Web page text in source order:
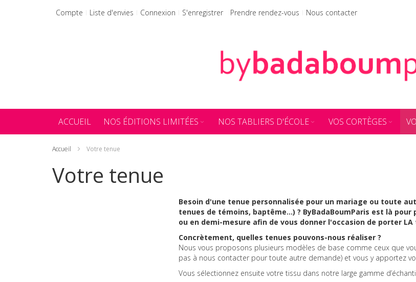
Allez
Compte Liste d'envies Connexion S'enregistrer Prendre rendez-vous Nous contacter
ACCUEIL NOS ÉDITIONS LIMITÉES NOS TABLIERS D'ÉCOLE VOS CORTÈGES
Accueil Votre tenue
Votre tenue
Besoin d'une tenue personnalisée pour un mariage ou toute
tenues de témoins, baptême…) ? ByBadaBoumParis est là
ou en demi-mesure afin de vous donner l'occasion de porter
Concrètement, quelles tenues pouvons-nous réaliser ?
Nous vous proposons plusieurs modèles de base comme ceux que
pas à nous contacter pour toute autre demande) et vous y apportez
Vous sélectionnez ensuite votre tissu dans notre large gamme